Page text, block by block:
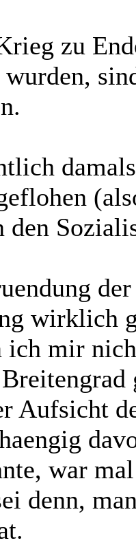
zu
wurden,
wirklich
ich mir
Aufsicht
war
denn,